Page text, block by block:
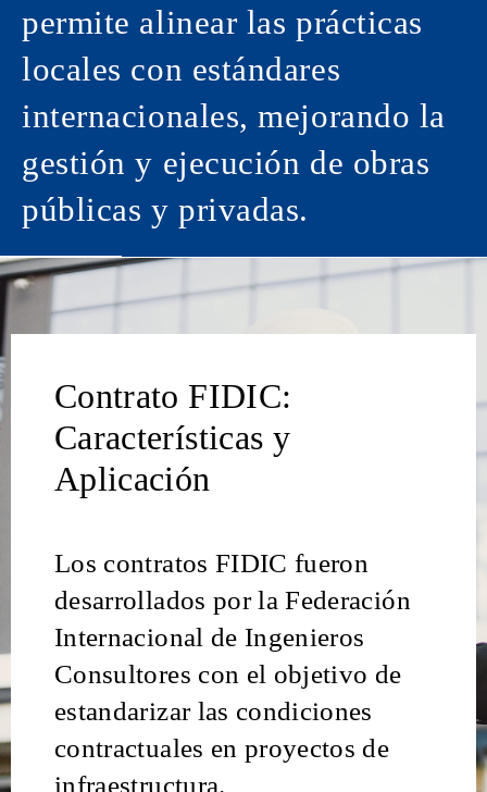
permite alinear las prácticas
locales con estándares
internacionales, mejorando la
gestión y ejecución de obras
públicas y privadas.
Contrato FIDIC:
Características y
Aplicación
Los contratos FIDIC fueron
desarrollados por la Federación
Internacional de Ingenieros
Consultores con el objetivo de
estandarizar las condiciones
contractuales en proyectos de
infraestructura.